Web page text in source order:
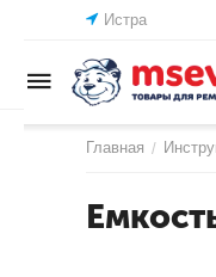
Истра
Главная /